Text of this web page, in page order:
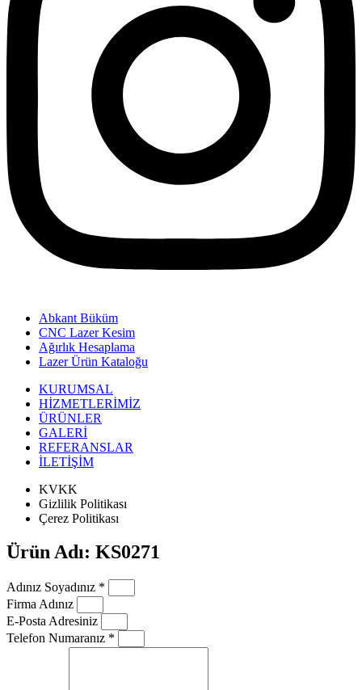
Abkant Büküm
CNC Lazer Kesim
Ağırlık Hesaplama
Lazer Ürün Kataloğu
KURUMSAL
HİZMETLERİMİZ
ÜRÜNLER
GALERİ
REFERANSLAR
İLETİŞİM
KVKK
Gizlilik Politikası
Çerez Politikası
Ürün Adı: KS0271
Adınız Soyadınız *
Firma Adınız
E-Posta Adresiniz
Telefon Numaranız *